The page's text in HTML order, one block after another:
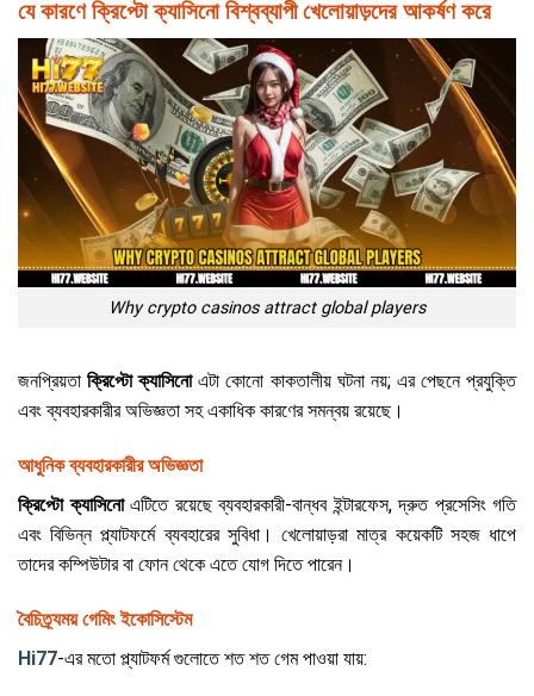
যে কারণে ক্রিপ্টো ক্যাসিনো বিশ্বব্যাপী খেলোয়াড়দের আকর্ষণ করে
Why crypto casinos attract global players
জনপ্রিয়তাক্রিপ্টো ক্যাসিনোএটা কোনো কাকতালীয় ঘটনা নয়; এর পেছনে প্রযুক্তি
এবং ব্যবহারকারীর অভিজ্ঞতা সহ একাধিক কারণের সমন্বয় রয়েছে।
আধুনিক ব্যবহারকারীর অভিজ্ঞতা
ক্রিপ্টো ক্যাসিনো এটিতে রয়েছে ব্যবহারকারী-বান্ধব ইন্টারফেস, দ্রুত প্রসেসিং গতি
এবং বিভিন্ন প্ল্যাটফর্মে ব্যবহারের সুবিধা। খেলোয়াড়রা মাত্র কয়েকটি সহজ ধাপে
তাদের কম্পিউটার বা ফোন থেকে এতে যোগ দিতে পারেন।
বৈচিত্র্যময় গেমিং ইকোসিস্টেম
Hi77-এর মতো প্ল্যাটফর্ম গুলোতে শত শত গেম পাওয়া যায়: